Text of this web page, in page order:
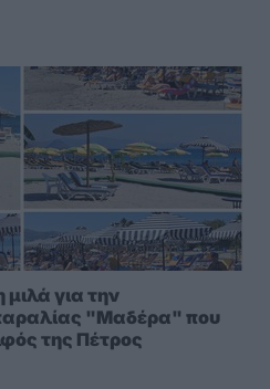
για την
"Μαδέρα" που
της Πέτρος